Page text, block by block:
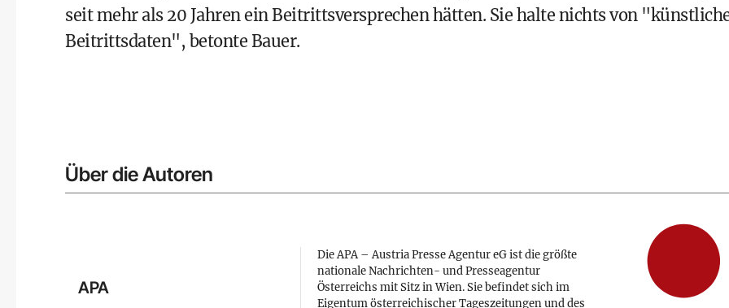
seit mehr als 20 Jahren ein Beitrittsversprechen hätten. Sie halte nichts von
Beitrittsdaten", betonte Bauer.
Über die Autoren
APA
Die APA – Austria Presse Agentur eG ist die größte
nationale Nachrichten- und Presseagentur
Österreichs mit Sitz in Wien. Sie befindet sich im
Eigentum österreichischer Tageszeitungen und des